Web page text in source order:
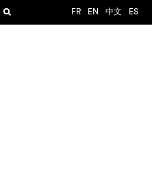
FR EN 中文 ES